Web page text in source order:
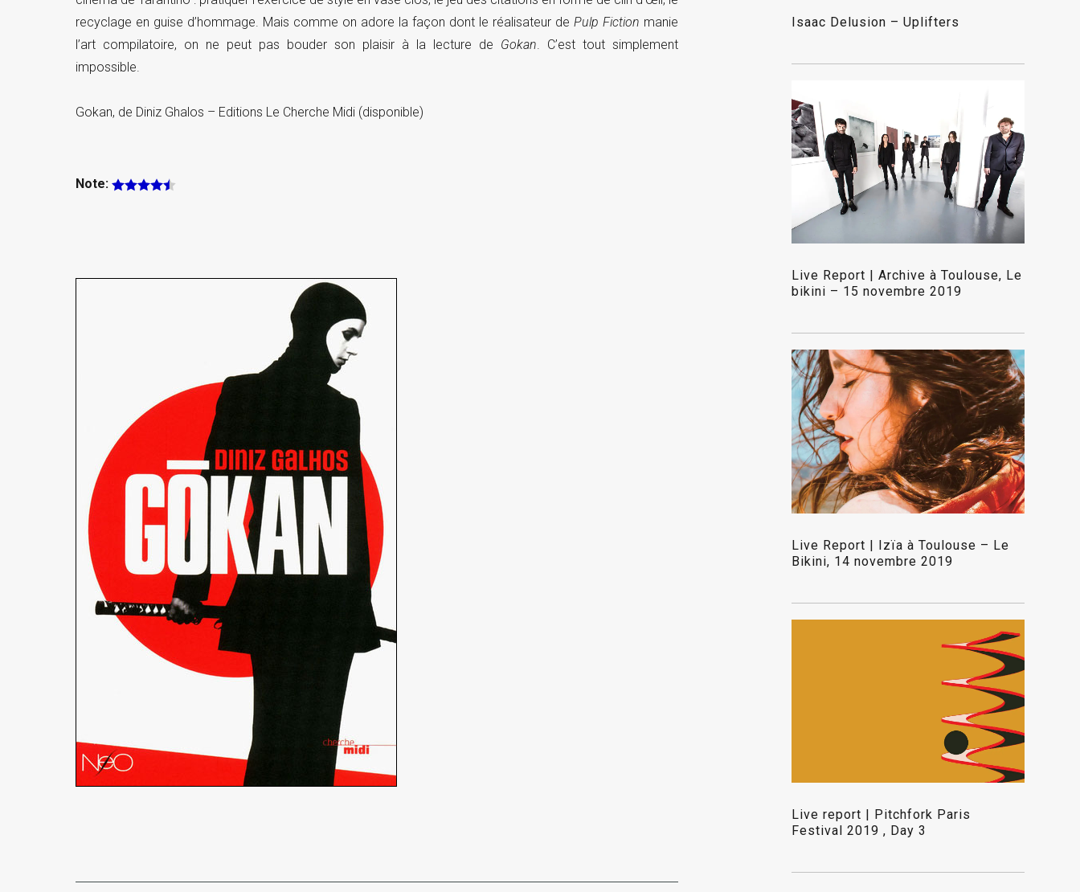
recyclage en guise d’hommage. Mais comme on adore la façon dont le réalisateur de Pulp Fiction manie
l’art compilatoire, on ne peut pas bouder son plaisir à la lecture de Gokan . C’est tout simplement
impossible.
Gokan, de Diniz Ghalos – Editions Le Cherche Midi (disponible)
Note:
Isaac Delusion – Uplifters
Live Report | Archive à Toulouse, Le
bikini – 15 novembre 2019
Live Report | Izïa à Toulouse – Le
Bikini, 14 novembre 2019
Live report | Pitchfork Paris
Festival 2019 , Day 3